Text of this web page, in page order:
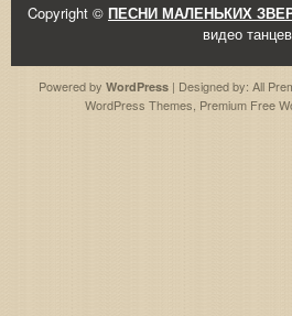
Copyright © ПЕСНИ МАЛЕНЬКИХ
видео танцев
Powered by WordPress | Designed by: All
WordPress Themes Premium Free